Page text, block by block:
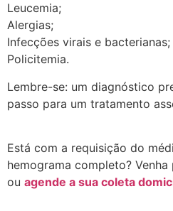
Leucemia;
Alergias;
Infecções virais e bacterianas;
Policitemia.
Lembre-se: um diagnóstico
passo para um tratamento
Está com a requisição do
hemograma completo? Venha
ou agende a sua coleta